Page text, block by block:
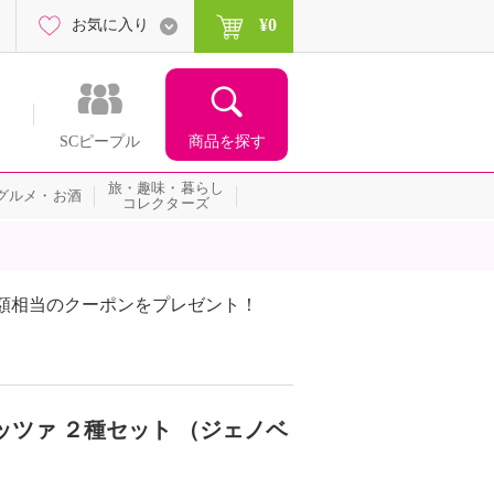
SCピープル 商品を探す
お気に入り ¥0
ルメ・お酒
旅・趣味・暮らし
コレクターズ
当のクーポンをプレゼント！
ツァ ２種セット （ジェノベ